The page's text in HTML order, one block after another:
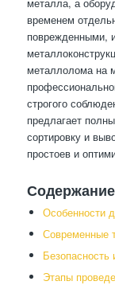
временем
поврежденными,
металлолома на
строгого
предлагает
сортировку и
простоев и
Содержание
Особенности
Современные
Безопасность
Этапы